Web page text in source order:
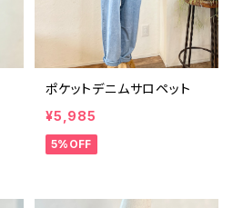
ポケットデニムサロペット
¥5,985
5%OFF